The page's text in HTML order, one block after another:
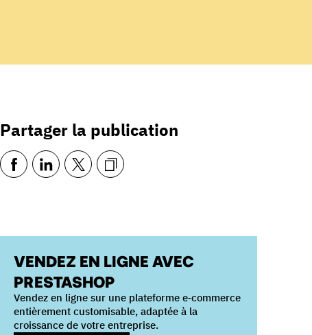
Partager la publication
VENDEZ EN LIGNE AVEC
PRESTASHOP
Vendez en ligne sur une plateforme e‑commerce
entièrement customisable, adaptée à la
croissance de votre entreprise.